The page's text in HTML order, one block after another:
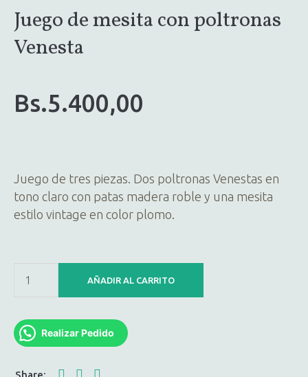
Juego de mesita con poltronas
Venesta
Bs.5.400,00
Juego de tres piezas. Dos poltronas Venestas en
tono claro con patas madera roble y una mesita
estilo vintage en color plomo.
AÑADIR AL CARRITO
Realizar Pedido